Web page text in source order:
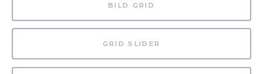
BILD GRID
GRID SLIDER